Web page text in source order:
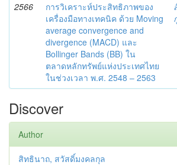
2566
การวิเคราะห์ประสิทธิภาพของ
เครื่องมือทางเทคนิค ด้วย Moving
average convergence and
divergence (MACD) และ
Bollinger Bands (BB) ใน
ตลาดหลักทรัพย์แห่งประเทศไทย
ในช่วงเวลา พ.ศ. 2548 – 2563
Discover
Author
สิทธินาถ, สวัสดิ์มงคลกุล